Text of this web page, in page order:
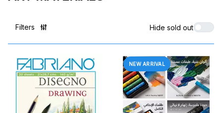
Filters Hide sold out
NEW ARRIVAL